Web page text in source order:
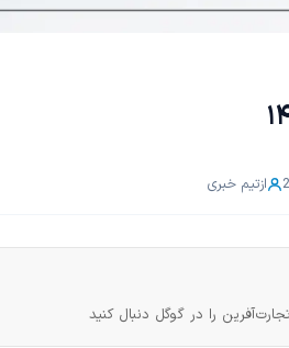
ازتیم خبری
را در گوگل دنبال کنید